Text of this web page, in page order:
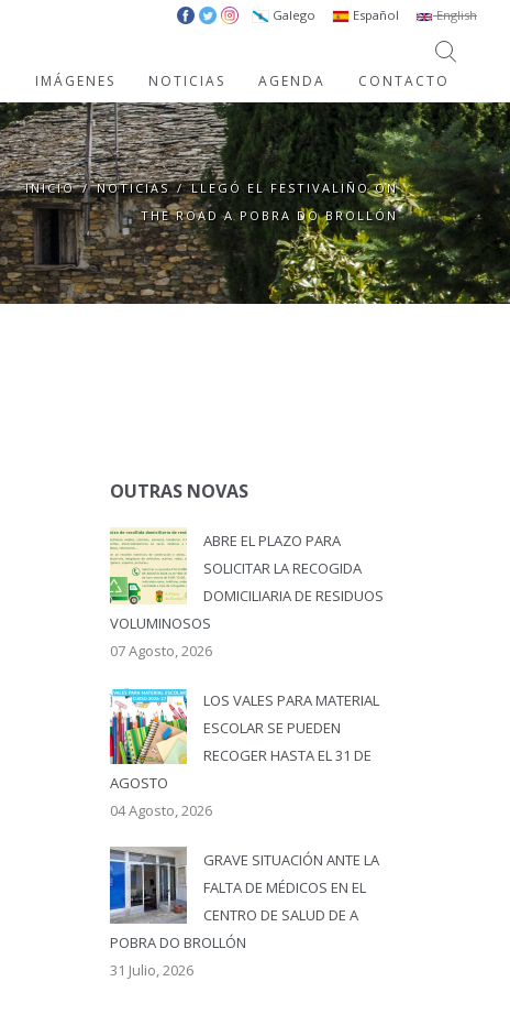
Galego Español English
IMÁGENES NOTICIAS AGENDA CONTACTO
INICIO / NOTICIAS / LLEGÓ EL FESTIVALIÑO ON
THE ROAD A POBRA DO BROLLÓN
OUTRAS NOVAS
ABRE EL PLAZO PARA
SOLICITAR LA RECOGIDA
DOMICILIARIA DE RESIDUOS
VOLUMINOSOS
07 Agosto, 2026
LOS VALES PARA MATERIAL
ESCOLAR SE PUEDEN
RECOGER HASTA EL 31 DE
AGOSTO
04 Agosto, 2026
GRAVE SITUACIÓN ANTE LA
FALTA DE MÉDICOS EN EL
CENTRO DE SALUD DE A
POBRA DO BROLLÓN
31 Julio, 2026